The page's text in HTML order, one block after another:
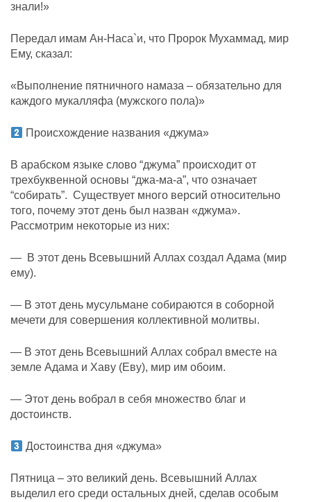
знали!»
Передал имам Ан-Наса`и, что Пророк Мухаммад, мир
Ему, сказал:
«Выполнение пятничного намаза – обязательно для
каждого мукалляфа (мужского пола)»
Происхождение названия «джума»
В арабском языке слово “джума” происходит от
трехбуквенной основы “джа-ма-а”, что означает
“собирать”. Существует много версий относительно
того, почему этот день был назван «джума».
Рассмотрим некоторые из них:
— В этот день Всевышний Аллах создал Адама (мир
ему).
— В этот день мусульмане собираются в соборной
мечети для совершения коллективной молитвы.
— В этот день Всевышний Аллах собрал вместе на
земле Адама и Хаву (Еву), мир им обоим.
— Этот день вобрал в себя множество благ и
достоинств.
Достоинства дня «джума»
Пятница – это великий день. Всевышний Аллах
выделил его среди остальных дней, сделав особым